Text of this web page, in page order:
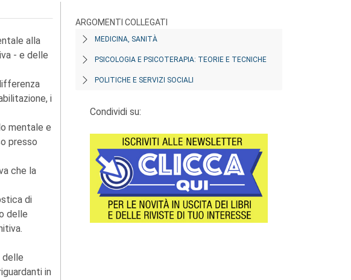
alla
- e delle
i
mentale e
presso
che la
di
delle
delle
in
ARGOMENTI COLLEGATI
MEDICINA, SANITÀ
PSICOLOGIA E PSICOTERAPIA: TEORIE E TECNICHE
POLITICHE E SERVIZI SOCIALI
Condividi su: